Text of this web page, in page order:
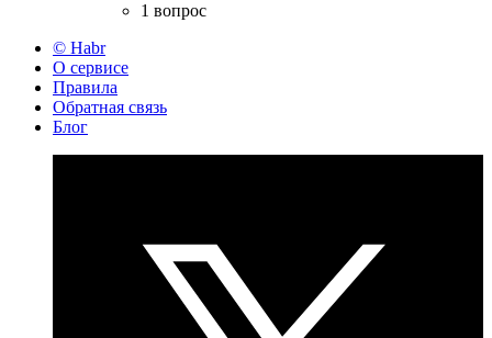
1 вопрос
© Habr
О сервисе
Правила
Обратная связь
Блог